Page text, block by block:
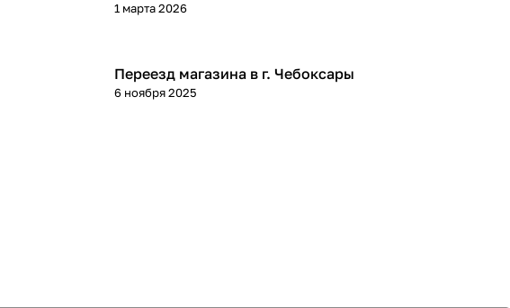
1 марта 2026
Переезд магазина в г. Чебоксары
6 ноября 2025